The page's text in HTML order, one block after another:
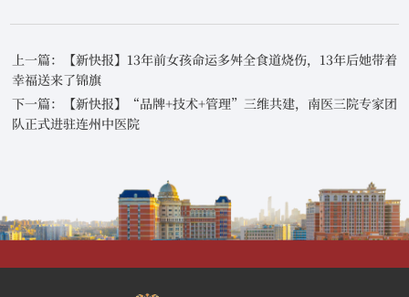
上一篇：【新快报】13年前女孩命运多舛全食道烧伤，13年后她带着
幸福送来了锦旗
下一篇：【新快报】“品牌+技术+管理”三维共建，南医三院专家团
队正式进驻连州中医院